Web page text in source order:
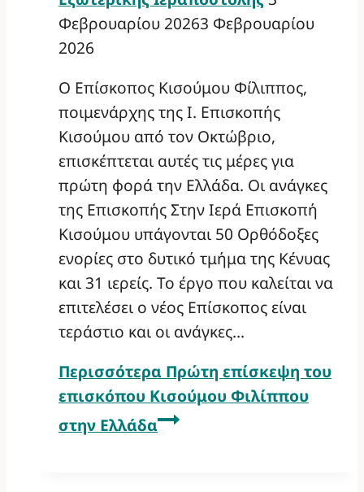
Φεβρουαρίου 20263 Φεβρουαρίου
2026
Ο Επίσκοπος Κισούμου Φίλιππος,
ποιμενάρχης της Ι. Επισκοπής
Κισούμου από τον Οκτώβριο,
επισκέπτεται αυτές τις μέρες για
πρώτη φορά την Ελλάδα. Οι ανάγκες
της Επισκοπής Στην Ιερά Επισκοπή
Κισούμου υπάγονται 50 Ορθόδοξες
ενορίες στο δυτικό τμήμα της Κένυας
και 31 ιερείς. Το έργο που καλείται να
επιτελέσει ο νέος Επίσκοπος είναι
τεράστιο και οι ανάγκες…
Περισσότερα Πρώτη επίσκεψη του
επισκόπου Κισούμου Φιλίππου
στην Ελλάδα